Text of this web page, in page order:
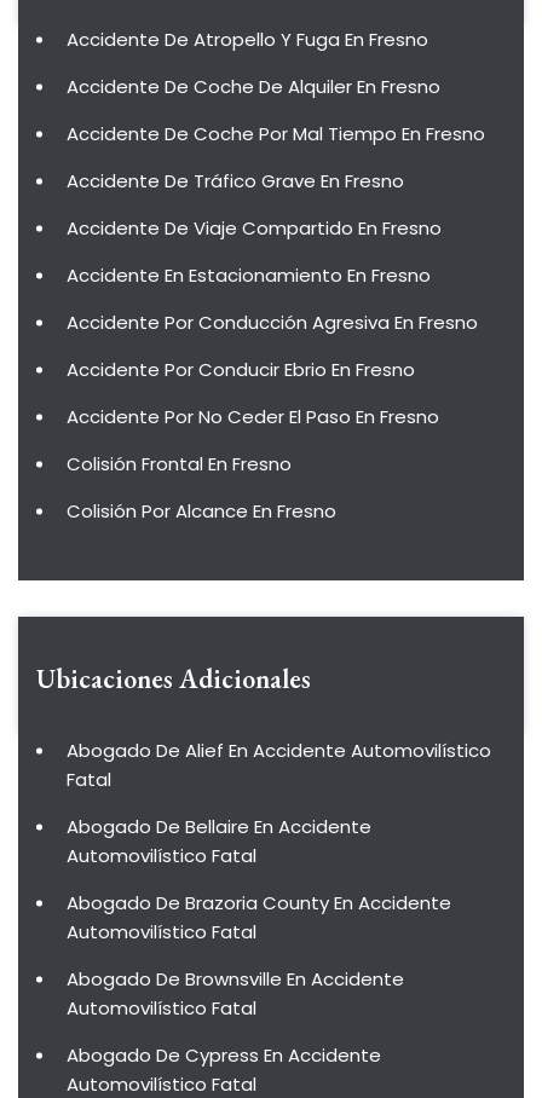
Accidente De Atropello Y Fuga En Fresno
Accidente De Coche De Alquiler En Fresno
Accidente De Coche Por Mal Tiempo En Fresno
Accidente De Tráfico Grave En Fresno
Accidente De Viaje Compartido En Fresno
Accidente En Estacionamiento En Fresno
Accidente Por Conducción Agresiva En Fresno
Accidente Por Conducir Ebrio En Fresno
Accidente Por No Ceder El Paso En Fresno
Colisión Frontal En Fresno
Colisión Por Alcance En Fresno
Ubicaciones Adicionales
Abogado De Alief En Accidente Automovilístico
Fatal
Abogado De Bellaire En Accidente
Automovilístico Fatal
Abogado De Brazoria County En Accidente
Automovilístico Fatal
Abogado De Brownsville En Accidente
Automovilístico Fatal
Abogado De Cypress En Accidente
Automovilístico Fatal